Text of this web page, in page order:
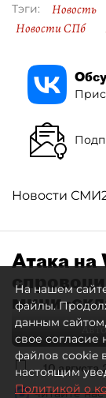
Тэги: Новость
Новости СПб
Новости
Атака
10 августа
Читайте
На нашем
файлы.
данным
свое согласие
файлов cookie
настоящим
Политикой о